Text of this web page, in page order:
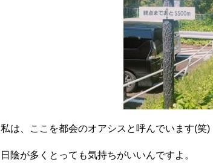
私は、ここを都会のオアシスと呼んでいます(笑)
日陰が多くとっても気持ちがいいんですよ。